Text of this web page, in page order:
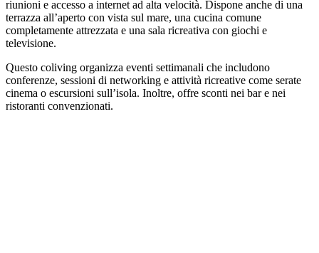
riunioni e accesso a internet ad alta velocità. Dispone anche di una
terrazza all’aperto con vista sul mare, una cucina comune
completamente attrezzata e una sala ricreativa con giochi e
televisione.
Questo coliving organizza eventi settimanali che includono
conferenze, sessioni di networking e attività ricreative come serate
cinema o escursioni sull’isola. Inoltre, offre sconti nei bar e nei
ristoranti convenzionati.